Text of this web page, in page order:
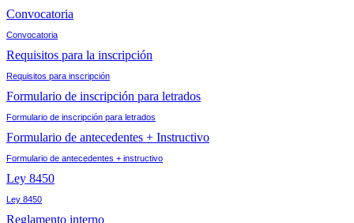
Convocatoria
Convocatoria
Requisitos para la inscripción
Requisitos para inscripción
Formulario de inscripción para letrados
Formulario de inscripción para letrados
Formulario de antecedentes + Instructivo
Formulario de antecedentes + instructivo
Ley 8450
Ley 8450
Reglamento interno